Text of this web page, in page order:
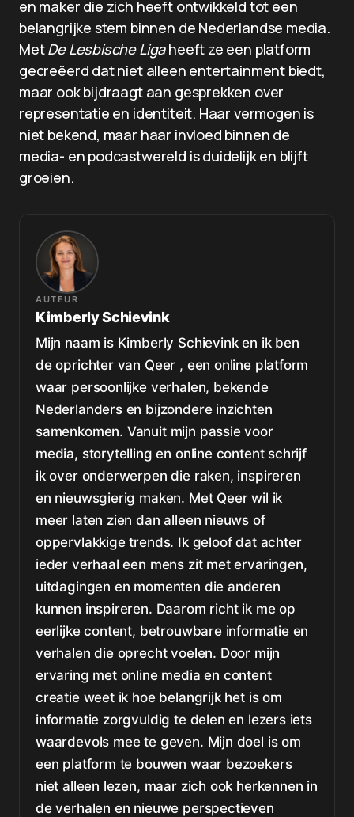
en maker die zich heeft ontwikkeld tot een
belangrijke stem binnen de Nederlandse media.
MetDe Lesbische Ligaheeft ze een platform
gecreëerd dat niet alleen entertainment biedt,
maar ook bijdraagt aan gesprekken over
representatie en identiteit. Haar vermogen is
niet bekend, maar haar invloed binnen de
media- en podcastwereld is duidelijk en blijft
groeien.
AUTEUR
Kimberly Schievink
Mijn naam is Kimberly Schievink en ik ben
de oprichter van Qeer , een online platform
waar persoonlijke verhalen, bekende
Nederlanders en bijzondere inzichten
samenkomen. Vanuit mijn passie voor
media, storytelling en online content schrijf
ik over onderwerpen die raken, inspireren
en nieuwsgierig maken. Met Qeer wil ik
meer laten zien dan alleen nieuws of
oppervlakkige trends. Ik geloof dat achter
ieder verhaal een mens zit met ervaringen,
uitdagingen en momenten die anderen
kunnen inspireren. Daarom richt ik me op
eerlijke content, betrouwbare informatie en
verhalen die oprecht voelen. Door mijn
ervaring met online media en content
creatie weet ik hoe belangrijk het is om
informatie zorgvuldig te delen en lezers iets
waardevols mee te geven. Mijn doel is om
een platform te bouwen waar bezoekers
niet alleen lezen, maar zich ook herkennen in
de verhalen en nieuwe perspectieven